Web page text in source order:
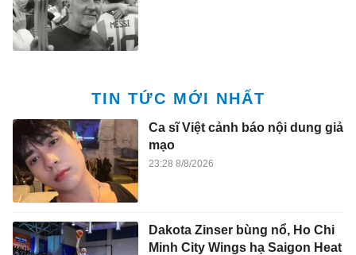
TIN TỨC MỚI NHẤT
Ca sĩ Việt cảnh báo nội dung giả
mạo
23:28 8/8/2026
Dakota Zinser bùng nổ, Ho Chi
Minh City Wings hạ Saigon Heat